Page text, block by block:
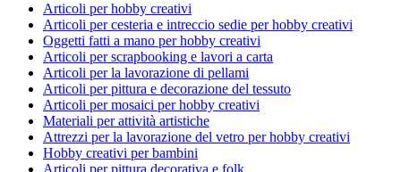
Articoli per hobby creativi
Articoli per cesteria e intreccio sedie per hobby creativi
Oggetti fatti a mano per hobby creativi
Articoli per scrapbooking e lavori a carta
Articoli per la lavorazione di pellami
Articoli per pittura e decorazione del tessuto
Articoli per mosaici per hobby creativi
Materiali per attività artistiche
Attrezzi per la lavorazione del vetro per hobby creativi
Hobby creativi per bambini